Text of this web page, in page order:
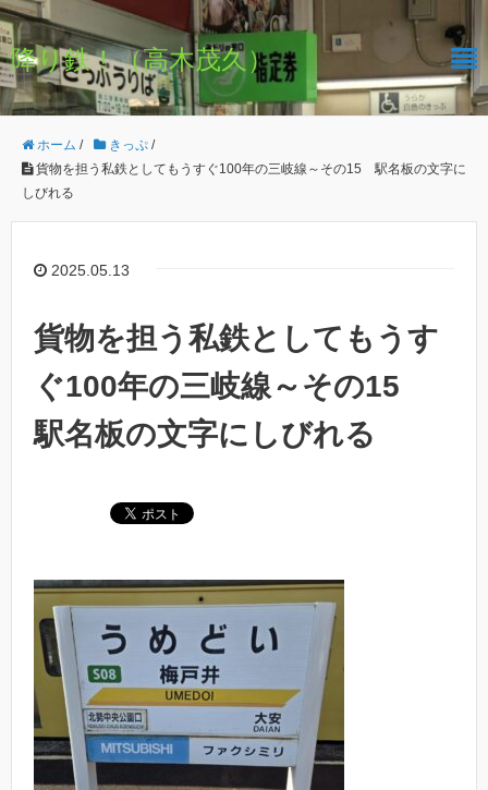
降り鉄！（高木茂久）
ホーム / きっぷ /
貨物を担う私鉄としてもうすぐ100年の三岐線～その15 駅名板の文字に
しびれる
2025.05.13
貨物を担う私鉄としてもうす
ぐ100年の三岐線～その15
駅名板の文字にしびれる